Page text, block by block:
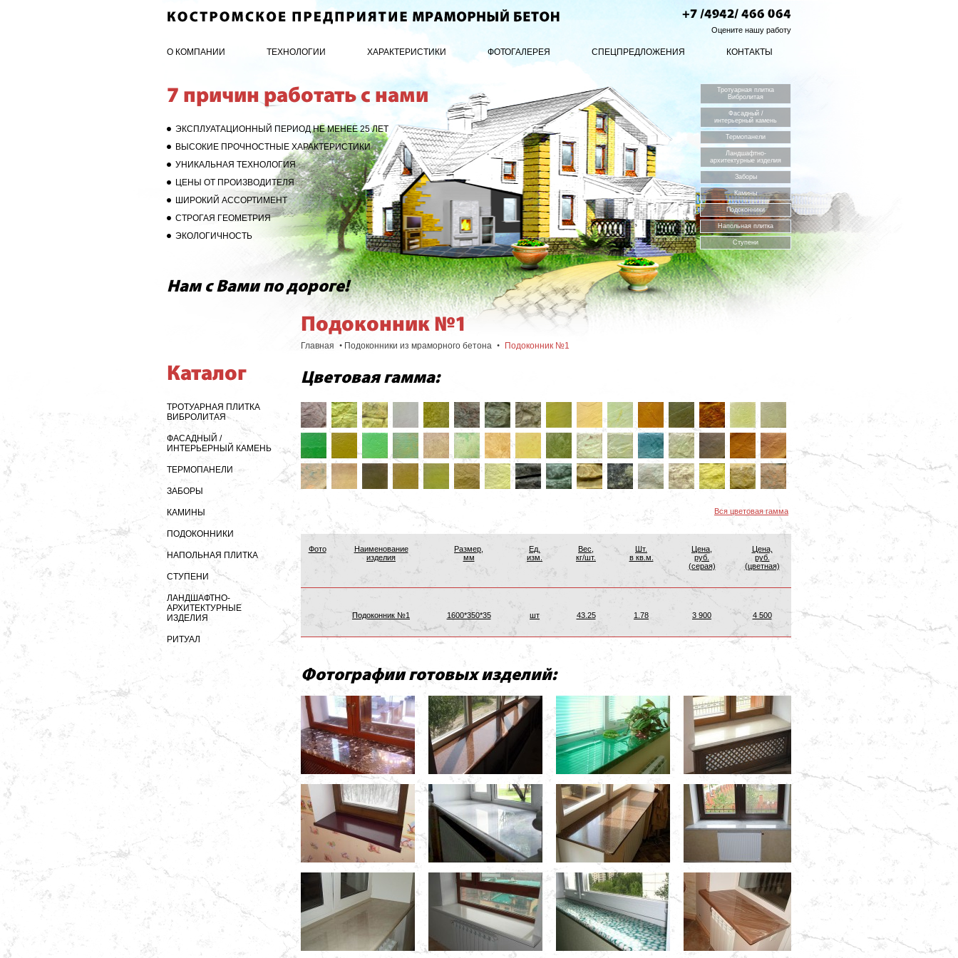
+7 /4942/ 466 064
Оцените нашу работу
О КОМПАНИИ ТЕХНОЛОГИИ ХАРАКТЕРИСТИКИ ФОТОГАЛЕРЕЯ СПЕЦПРЕДЛОЖЕНИЯ КОНТАКТЫ
7 причин работать с нами
ЭКСПЛУАТАЦИОННЫЙ ПЕРИОД НЕ МЕНЕЕ 25 ЛЕТ
ВЫСОКИЕ ПРОЧНОСТНЫЕ ХАРАКТЕРИСТИКИ
УНИКАЛЬНАЯ ТЕХНОЛОГИЯ
ЦЕНЫ ОТ ПРОИЗВОДИТЕЛЯ
ШИРОКИЙ АССОРТИМЕНТ
СТРОГАЯ ГЕОМЕТРИЯ
ЭКОЛОГИЧНОСТЬ
Нам с Вами по дороге!
Тротуарная плитка
Вибролитая
Фасадный /
интерьерный камень
Термопанели
Ландшафтно-
архитектурные изделия
Заборы
Камины
Подоконники
Напольная плитка
Ступени
Подоконник №1
Главная • Подоконники из мраморного бетона • Подоконник №1
Каталог
ТРОТУАРНАЯ ПЛИТКА
ВИБРОЛИТАЯ
ФАСАДНЫЙ /
ИНТЕРЬЕРНЫЙ КАМЕНЬ
ТЕРМОПАНЕЛИ
ЗАБОРЫ
КАМИНЫ
ПОДОКОННИКИ
НАПОЛЬНАЯ ПЛИТКА
СТУПЕНИ
ЛАНДШАФТНО-
АРХИТЕКТУРНЫЕ
ИЗДЕЛИЯ
РИТУАЛ
Цветовая гамма:
Вся цветовая гамма
Фото
Наименование
изделия
Размер,
мм
Ед.
изм.
Вес,
кг/шт.
Шт.
в кв.м.
Цена,
руб.
(серая)
Цена,
руб.
(цветная)
Подоконник №1 1600*350*35 шт 43.25 1.78 3 900 4 500
Фотографии готовых изделий: